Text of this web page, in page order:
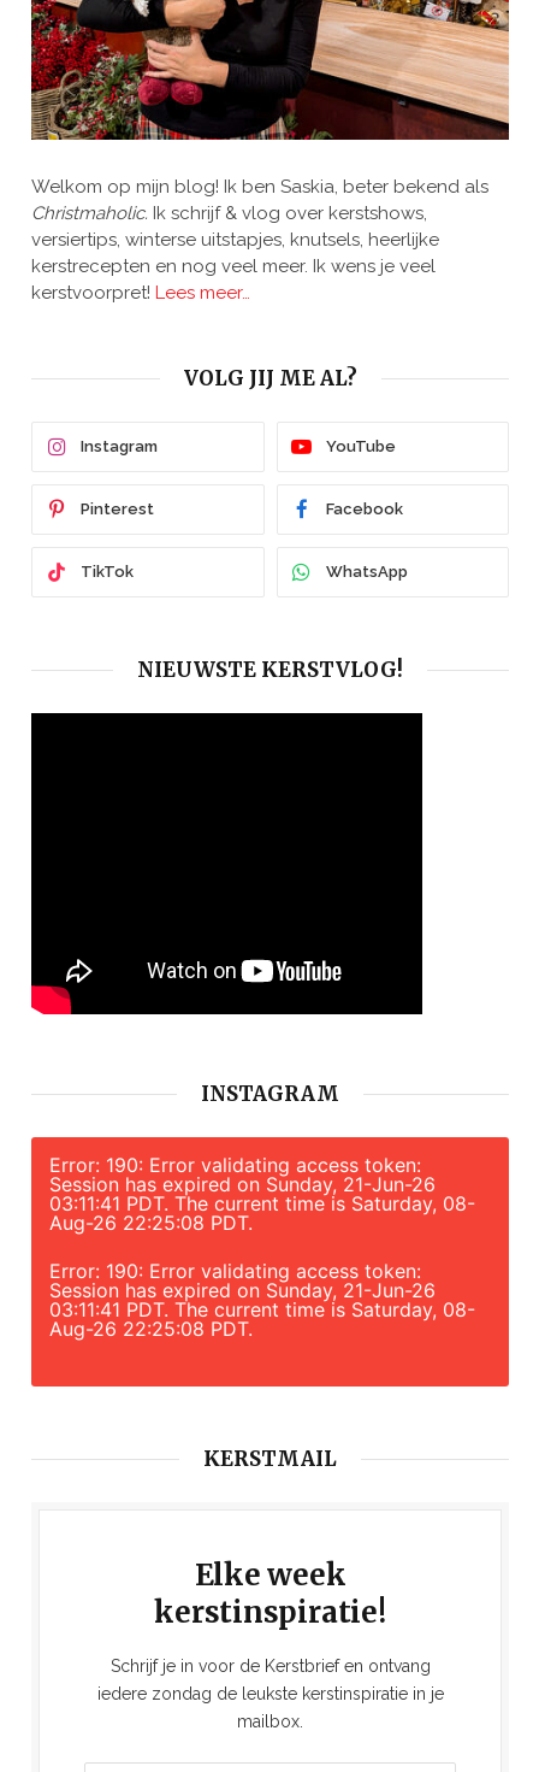
Welkom op mijn blog! Ik ben Saskia, beter bekend als
Christmaholic. Ik schrijf & vlog over kerstshows,
versiertips, winterse uitstapjes, knutsels, heerlijke
kerstrecepten en nog veel meer. Ik wens je veel
kerstvoorpret! Lees meer…
VOLG JIJ ME AL?
Instagram YouTube
Pinterest Facebook
TikTok WhatsApp
NIEUWSTE KERSTVLOG!
INSTAGRAM
Error: 190: Error validating access token:
Session has expired on Sunday, 21-Jun-26
03:11:41 PDT. The current time is Saturday, 08-
Aug-26 22:25:08 PDT.
Error: 190: Error validating access token:
Session has expired on Sunday, 21-Jun-26
03:11:41 PDT. The current time is Saturday, 08-
Aug-26 22:25:08 PDT.
KERSTMAIL
Elke week
kerstinspiratie!
Schrijf je in voor de Kerstbrief en ontvang
iedere zondag de leukste kerstinspiratie in je
mailbox.